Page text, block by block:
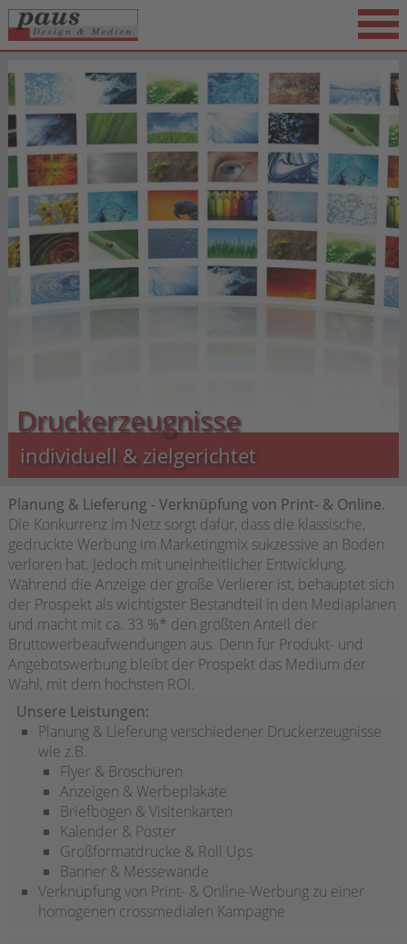
Druckerzeugnisse
individuell & zielgerichtet
Planung & Lieferung - Verknüpfung von Print- & Online.
Die Konkurrenz im Netz sorgt dafür, dass die klassische,
gedruckte Werbung im Marketingmix sukzessive an Boden
verloren hat. Jedoch mit uneinheitlicher Entwicklung.
Während die Anzeige der große Verlierer ist, behauptet sich
der Prospekt als wichtigster Bestandteil in den Mediaplänen
und macht mit ca. 33 %* den größten Anteil der
Bruttowerbeaufwendungen aus. Denn für Produkt- und
Angebotswerbung bleibt der Prospekt das Medium der
Wahl, mit dem höchsten ROI.
Unsere Leistungen:
Planung & Lieferung verschiedener Druckerzeugnisse
wie z.B.
Flyer & Broschüren
Anzeigen & Werbeplakate
Briefbögen & Visitenkarten
Kalender & Poster
Großformatdrucke & Roll Ups
Banner & Messewände
Verknüpfung von Print- & Online-Werbung zu einer
homogenen crossmedialen Kampagne